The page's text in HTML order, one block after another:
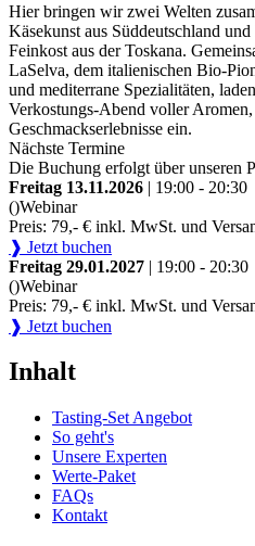
Hier bringen wir zwei Welten
Käsekunst aus Süddeutschland
Feinkost aus der Toskana.
LaSelva, dem italienischen Bio-
und mediterrane Spezialitäten,
Verkostungs-Abend voller
Geschmackserlebnisse ein.
Nächste Termine
Die Buchung erfolgt über unseren
Freitag 13.11.2026 | 19:00 - 20:30
()Webinar
Preis: 79,- € inkl. MwSt. und
❱ Jetzt buchen
Freitag 29.01.2027 | 19:00 - 20:30
()Webinar
Preis: 79,- € inkl. MwSt. und
❱ Jetzt buchen
Inhalt
Tasting-Set Angebot
So geht's
Unsere Experten
Werte-Paket
FAQs
Kontakt